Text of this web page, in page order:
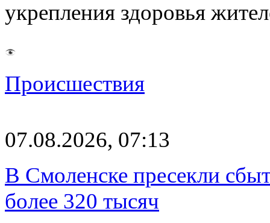
укрепления здоровья
Происшествия
07.08.2026, 07:13
В Смоленске пресекли
более 320 тысяч